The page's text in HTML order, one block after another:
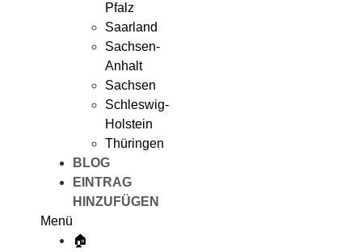
Pfalz
Saarland
Sachsen-
Anhalt
Sachsen
Schleswig-
Holstein
Thüringen
BLOG
EINTRAG
HINZUFÜGEN
Menü
🏠